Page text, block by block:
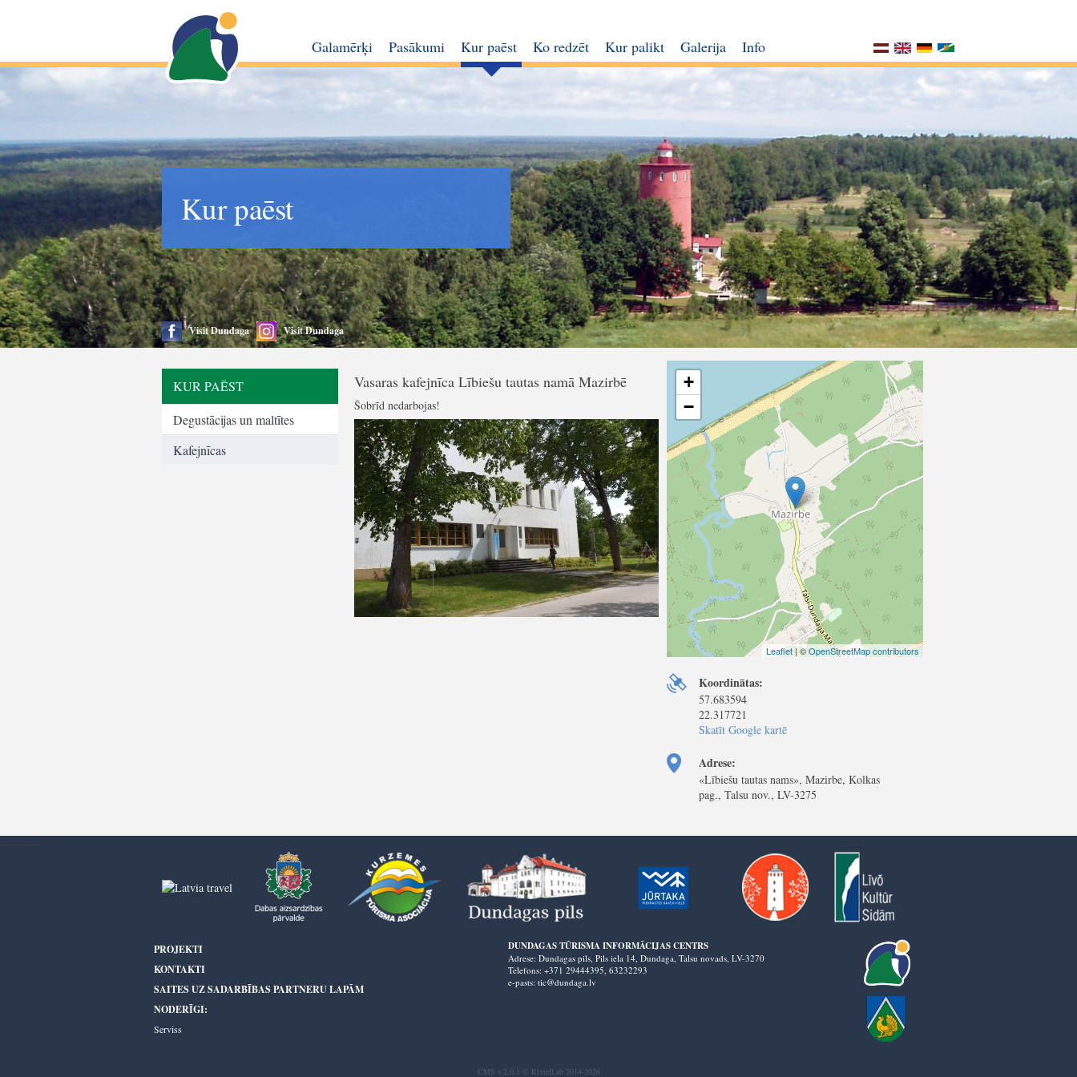
Galamērķi Pasākumi Kur paēst Ko redzēt Kur palikt Galerija Info
Kur paēst
Visit Dundaga Visit Dundaga
KUR PAĒST
Degustācijas un maltītes
Kafejnīcas
Vasaras kafejnīca Lībiešu tautas namā Mazirbē
Šobrīd nedarbojas!
+
−
Leaflet| ©OpenStreetMap contributors
Koordinātas:
57.683594
22.317721
Skatīt Google kartē
Adrese:
«Lībiešu tautas nams», Mazirbe, Kolkas
pag., Talsu nov., LV-3275
PROJEKTI
KONTAKTI
SAITES UZ SADARBĪBAS PARTNERU LAPĀM
NODERĪGI:
Serviss
DUNDAGAS TŪRISMA INFORMĀCIJAS CENTRS
Adrese: Dundagas pils, Pils iela 14, Dundaga, Talsu novads, LV-3270
Telefons: +371 29444395, 63232293
e-pasts: tic@dundaga.lv
CMS v.2.0.1 © RixtelLab 2014-2026